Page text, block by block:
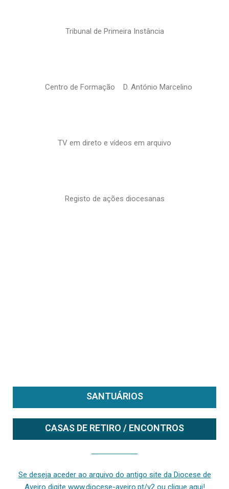
Tribunal de Primeira Instância
Centro de Formação D. António Marcelino
TV em direto e vídeos em arquivo
Registo de ações diocesanas
SANTUÁRIOS
CASAS DE RETIRO / ENCONTROS
Se deseja aceder ao arquivo do antigo site da Diocese de
Aveiro digite www.diocese-aveiro.pt/v2 ou clique aqui!